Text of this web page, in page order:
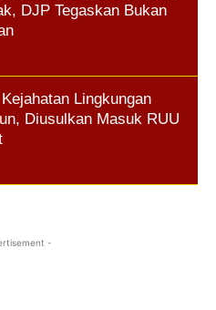
DJP Tegaskan Bukan
Lingkungan
Diusulkan Masuk RUU
-